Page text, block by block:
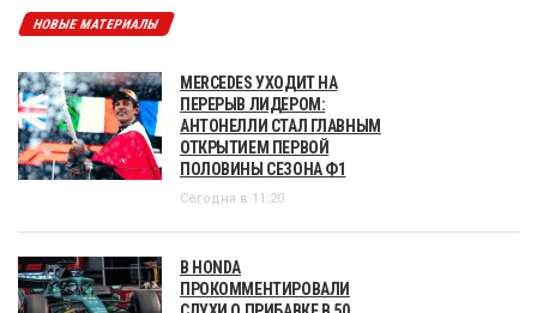
НОВЫЕ МАТЕРИАЛЫ
MERCEDES УХОДИТ НА
ПЕРЕРЫВ ЛИДЕРОМ:
АНТОНЕЛЛИ СТАЛ ГЛАВНЫМ
ОТКРЫТИЕМ ПЕРВОЙ
ПОЛОВИНЫ СЕЗОНА Ф1
Сегодня в 11:20
В HONDA
ПРОКОММЕНТИРОВАЛИ